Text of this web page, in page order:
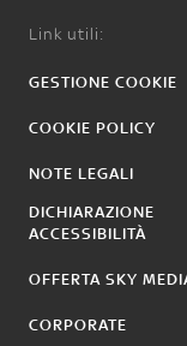
Link utili:
GESTIONE COOKIE
COOKIE POLICY
NOTE LEGALI
DICHIARAZIONE
ACCESSIBILITÀ
OFFERTA SKY
CORPORATE